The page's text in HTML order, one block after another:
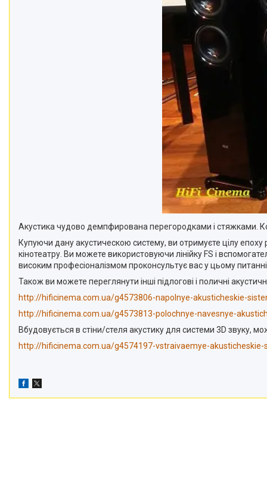
Акустика чудово демпфирована перегородками і стяжками.
Купуючи дану акустическою систему, ви отримуєте цілу
кінотеатру. Ви можете використовуючи лінійку FS і
високим професіоналізмом проконсультує вас у цьому
Також ви можете переглянути інші підлогові і поличні
http://hificinema.com.ua/g4573806-napolnye-akusticheskie-
http://hificinema.com.ua/g4573813-polochnye-navesnye-
Вбудовується в стіни/стеля акустику для системи 3D звуку,
http://hificinema.com.ua/g4574197-vstraivaemye-akusticheskie-